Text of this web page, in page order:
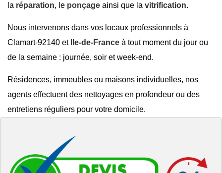
la réparation, le ponçage ainsi que la vitrification.
Nous intervenons dans vos locaux professionnels à
Clamart-92140 et
Ile-de-France à tout moment du jour ou
de la semaine : journée, soir et week-end.
Résidences, immeubles ou maisons individuelles, nos
agents effectuent des nettoyages en profondeur ou des
entretiens réguliers pour votre domicile.